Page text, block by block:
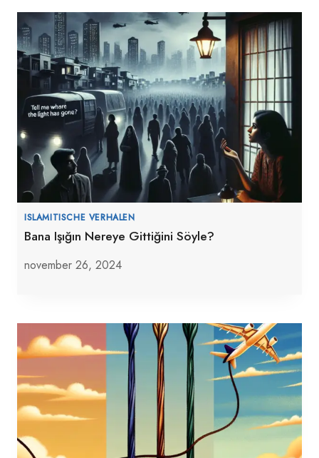
ISLAMITISCHE VERHALEN
Bana Işığın Nereye Gittiğini Söyle?
november 26, 2024